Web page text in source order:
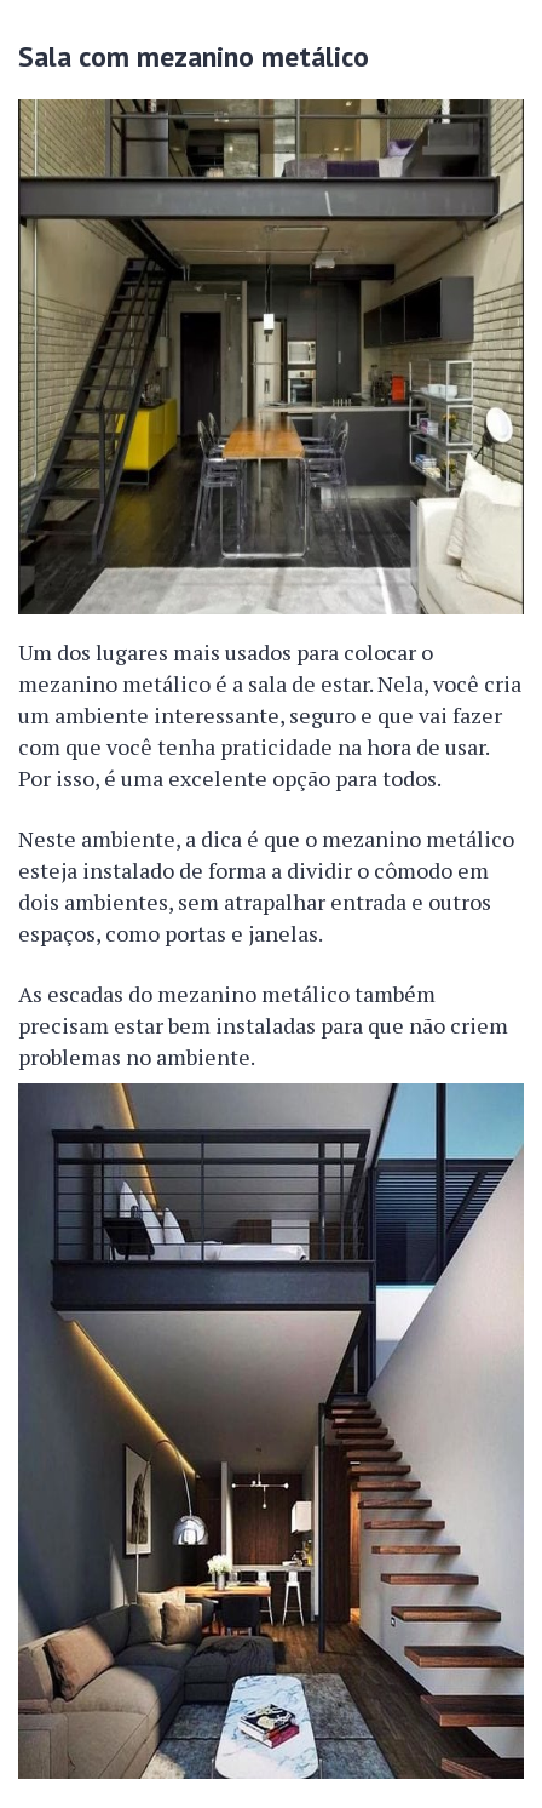
Sala com mezanino metálico
Um dos lugares mais usados para colocar o
mezanino metálico é a sala de estar. Nela, você cria
um ambiente interessante, seguro e que vai fazer
com que você tenha praticidade na hora de usar.
Por isso, é uma excelente opção para todos.
Neste ambiente, a dica é que o mezanino metálico
esteja instalado de forma a dividir o cômodo em
dois ambientes, sem atrapalhar entrada e outros
espaços, como portas e janelas.
As escadas do mezanino metálico também
precisam estar bem instaladas para que não criem
problemas no ambiente.